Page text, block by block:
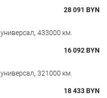
28 091 BYN
универсал, 433000 км.
16 092BYN
универсал, 321000 км.
18 433BYN